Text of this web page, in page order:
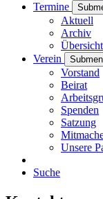
Termine
Aktuell
Archiv
Übersicht
Verein
Vorstand
Beirat
Spenden
Satzung
Unsere
Suche